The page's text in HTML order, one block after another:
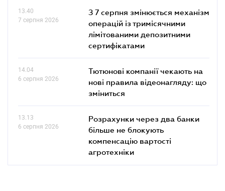
13.40
7 серпня 2026
З 7 серпня змінюється механізм
операцій із тримісячними
лімітованими депозитними
сертифікатами
14.04
6 серпня 2026
Тютюнові компанії чекають на
нові правила відеонагляду: що
зміниться
13.13
6 серпня 2026
Розрахунки через два банки
більше не блокують
компенсацію вартості
агротехніки